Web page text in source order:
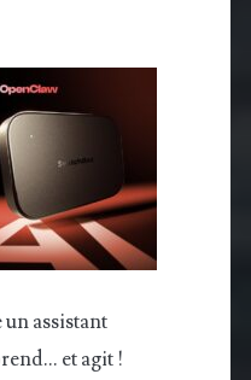
assistant
et agit !